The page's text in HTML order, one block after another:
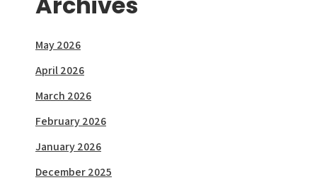
May 2026
April 2026
March 2026
February 2026
January 2026
December 2025